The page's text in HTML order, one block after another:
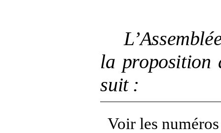
la proposition
suit :
Voir les numéros